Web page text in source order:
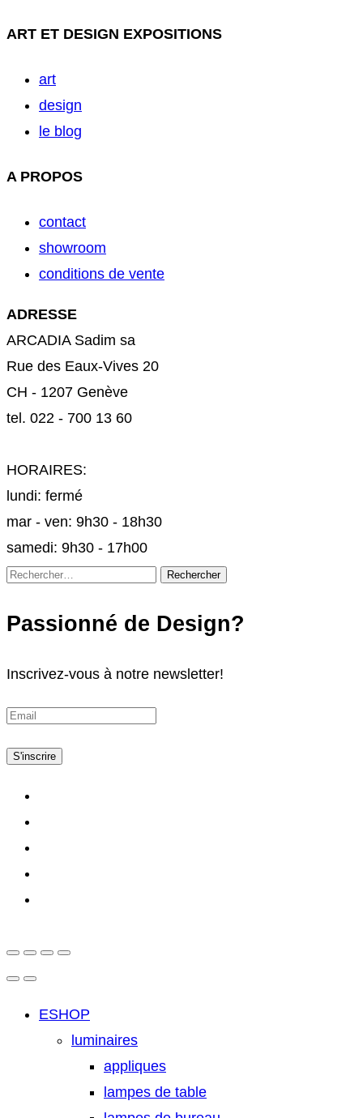
ART ET DESIGN EXPOSITIONS
art
design
le blog
A PROPOS
contact
showroom
conditions de vente
ADRESSE
ARCADIA Sadim sa
Rue des Eaux-Vives 20
CH - 1207 Genève
tel. 022 - 700 13 60
HORAIRES:
lundi: fermé
mar - ven: 9h30 - 18h30
samedi: 9h30 - 17h00
Rechercher :
Passionné de Design?
Inscrivez-vous à notre newsletter!
S'inscrire
ESHOP
luminaires
appliques
lampes de table